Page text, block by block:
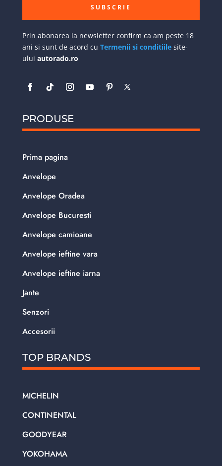
SUBSCRIE
Prin abonarea la newsletter confirm ca am peste 18
ani si sunt de acord cu Termenii si conditiilesite-
ului autorado.ro
PRODUSE
Prima pagina
Anvelope
Anvelope Oradea
Anvelope Bucuresti
Anvelope camioane
Anvelope ieftine vara
Anvelope ieftine iarna
Jante
Senzori
Accesorii
TOP BRANDS
MICHELIN
CONTINENTAL
GOODYEAR
YOKOHAMA